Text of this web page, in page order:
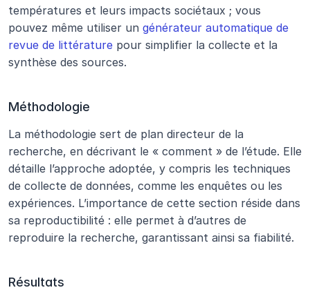
températures et leurs impacts sociétaux ; vous
pouvez même utiliser un générateur automatique de
revue de littérature pour simplifier la collecte et la
synthèse des sources.
Méthodologie
La méthodologie sert de plan directeur de la
recherche, en décrivant le « comment » de l’étude. Elle
détaille l’approche adoptée, y compris les techniques
de collecte de données, comme les enquêtes ou les
expériences. L’importance de cette section réside dans
sa reproductibilité : elle permet à d’autres de
reproduire la recherche, garantissant ainsi sa fiabilité.
Résultats